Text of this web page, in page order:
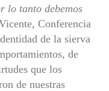
lo tanto debemos
Conferencia
de la sierva
de
que los
de nuestras